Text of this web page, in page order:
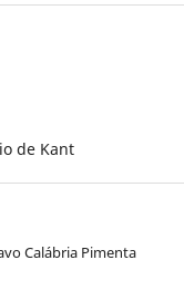
de Kant
Calábria Pimenta